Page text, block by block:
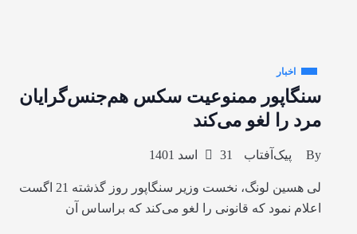
اخبار
سنگاپور ممنوعیت سکس هم‌جنس‌گرایان
مرد را لغو می‌کند
By پیک‌آفتاب 31 اسد 1401
لی هسین لونگ، نخست وزیر سنگاپور روز گذشته 21 اگست
اعلام نمود که قانونی را لغو می‌کند که براساس آن